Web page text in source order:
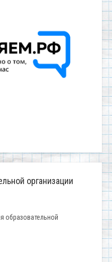
организации
образовательной